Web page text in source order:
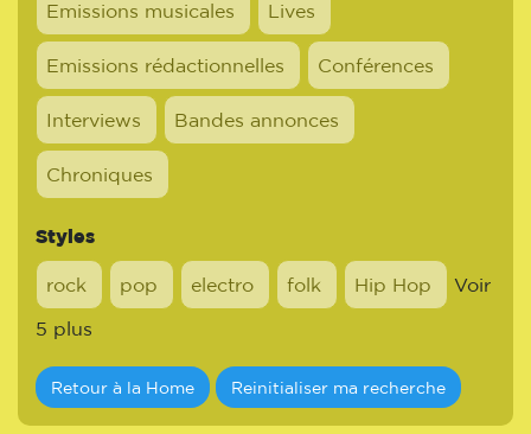
Emissions musicales Lives
Emissions rédactionnelles Conférences
Interviews Bandes annonces
Chroniques
Styles
rock pop electro folk Hip Hop Voir
5 plus
Retour à la Home Reinitialiser ma recherche